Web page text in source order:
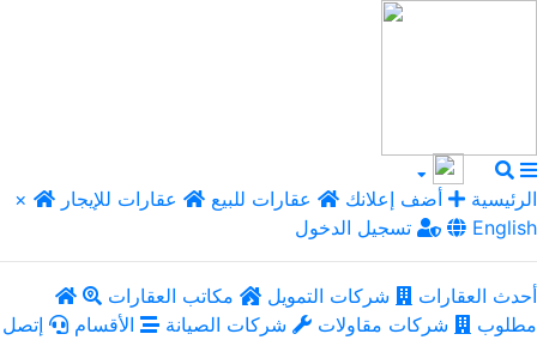
× الرئيسية أضف إعلانك عقارات للبيع
عقارات للإيجار
تسجيل الدخول
English
أحدث العقارات شركات التمويل
مكاتب العقارات
مطلوب
شركات مقاولات شركات الصيانة الأقسام
إتصل